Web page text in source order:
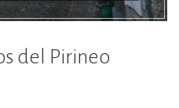
del Pirineo